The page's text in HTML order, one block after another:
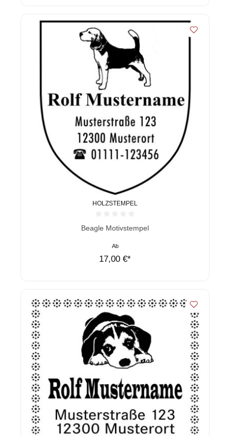
HOLZSTEMPEL
Durchschnittliche Bewertung von 0 von 5 Sternen
Beagle Motivstempel
Ab
17,00 €*